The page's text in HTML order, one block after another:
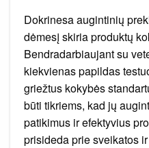
Dokrinesa augintinių
dėmesį skiria produktų
Bendradarbiaujant su
kiekvienas papildas
griežtus kokybės
būti tikriems, kad jų
patikimus ir efektyvius
prisideda prie sveikatos